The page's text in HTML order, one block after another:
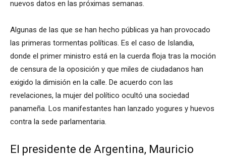
nuevos datos en las próximas semanas.
Algunas de las que se han hecho públicas ya han provocado
las primeras tormentas políticas. Es el caso de Islandia,
donde el primer ministro está en la cuerda floja tras la moción
de censura de la oposición y que miles de ciudadanos han
exigido la dimisión en la calle. De acuerdo con las
revelaciones, la mujer del político ocultó una sociedad
panameña. Los manifestantes han lanzado yogures y huevos
contra la sede parlamentaria.
El presidente de Argentina, Mauricio